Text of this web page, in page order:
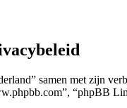
samen met zijn
“phpBB